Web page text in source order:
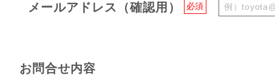
必須
メールアドレス（確認用）
お問合せ内容